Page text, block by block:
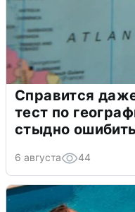
Справится
тест по
стыдно
6 августа 44